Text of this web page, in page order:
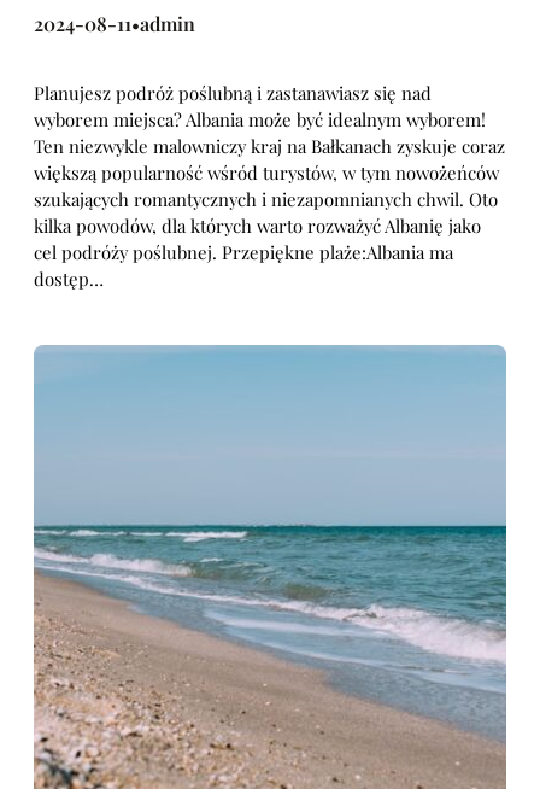
2024-08-11•admin
Planujesz podróż poślubną i zastanawiasz się nad
wyborem miejsca? Albania może być idealnym wyborem!
Ten niezwykle malowniczy kraj na Bałkanach zyskuje coraz
większą popularność wśród turystów, w tym nowożeńców
szukających romantycznych i niezapomnianych chwil. Oto
kilka powodów, dla których warto rozważyć Albanię jako
cel podróży poślubnej. Przepiękne plaże:Albania ma
dostęp…